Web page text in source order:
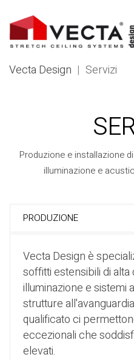
Vecta Design | Servizi
Produzione e installazione
illuminazione e
PRODUZIONE
Vecta Design è
soffitti estensibili di alta
illuminazione e sistemi
strutture
qualificato ci
eccezionali che
elevati.